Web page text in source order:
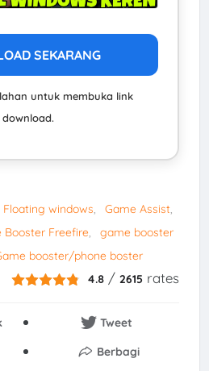
SEKARANG
untuk membuka link
download.
Floating windows
Game Assist
Booster Freefire
game booster
booster/phone boster
4.8 /2615 rates
Tweet
Berbagi